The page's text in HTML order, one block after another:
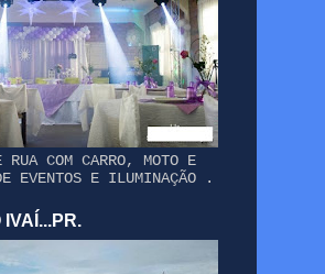
RUA COM CARRO, MOTO E
EVENTOS E ILUMINAÇÃO .
IVAÍ...PR.